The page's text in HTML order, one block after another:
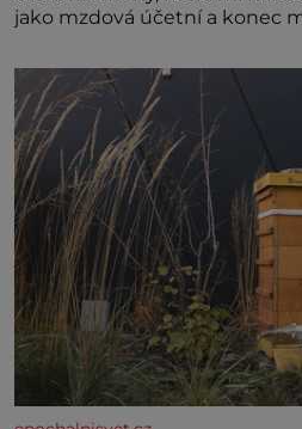
jako mzdová účetní a konec
máme vnoučata, mi dcera čím
pomoc, co se hlídání týče.